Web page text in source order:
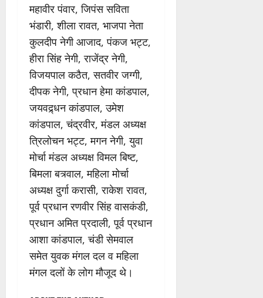
महावीर पंवार, जिपंस सविता
भंडारी, शीला रावत, भाजपा नेता
कुलदीप नेगी आजाद, पंकज भट्ट,
हीरा सिंह नेगी, राजेंद्र नेगी,
विजयपाल कठैत, सतवीर जग्गी,
दीपक नेगी, प्रधान हेमा कांडपाल,
जयवद्र्धन कांडपाल, उमेश
कांडपाल, चंद्रवीर, मंडल अध्यक्ष
त्रिलोचन भट्ट, मगन नेगी, युवा
मोर्चा मंडल अध्यक्ष विमल बिष्ट,
बिमला बत्र्वाल, महिला मोर्चा
अध्यक्ष दुर्गा करासी, राकेश रावत,
पूर्व प्रधान रणवीर सिंह वासकंडी,
प्रधान अमित प्रदाली, पूर्व प्रधान
आशा कांडपाल, चंडी सेमवाल
समेत युवक मंगल दल व महिला
मंगल दलों के लोग मौजूद थे।